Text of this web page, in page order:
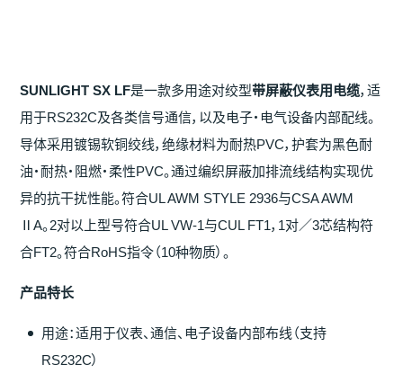
SUNLIGHT SX LF是一款多用途对绞型带屏蔽仪表用电缆，适
用于RS232C及各类信号通信，以及电子・电气设备内部配线。
导体采用镀锡软铜绞线，绝缘材料为耐热PVC，护套为黑色耐
油・耐热・阻燃・柔性PVC。通过编织屏蔽加排流线结构实现优
异的抗干扰性能。符合UL AWM STYLE 2936与CSA AWM
ⅡA。2对以上型号符合UL VW-1与CUL FT1，1对／3芯结构符
合FT2。符合RoHS指令（10种物质）。
产品特长
用途：适用于仪表、通信、电子设备内部布线（支持
RS232C）